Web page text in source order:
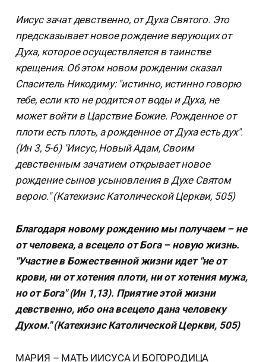
Иисус зачат девственно, от Духа Святого. Это
предсказывает новое рождение верующих от
Духа, которое осуществляется в таинстве
крещения. Об этом новом рождении сказал
Спаситель Никодиму: "истинно, истинно говорю
тебе, если кто не родится от воды и Духа, не
может войти в Царствие Божие. Рожденное от
плоти есть плоть, а рожденное от Духа есть дух".
(Ин 3, 5-6) "Иисус, Новый Адам, Своим
девственным зачатием открывает новое
рождение сынов усыновления в Духе Святом
верою." (Катехизис Католической Церкви, 505)
Благодаря новому рождению мы получаем – не
от человека, а всецело от Бога – новую жизнь.
"Участие в Божественной жизни идет "не от
крови, ни от хотения плоти, ни от хотения мужа,
но от Бога" (Ин 1,13). Приятие этой жизни
девственно, ибо она всецело дана человеку
Духом." (Катехизис Католической Церкви, 505)
МАРИЯ – МАТЬ ИИСУСА И БОГОРОДИЦА